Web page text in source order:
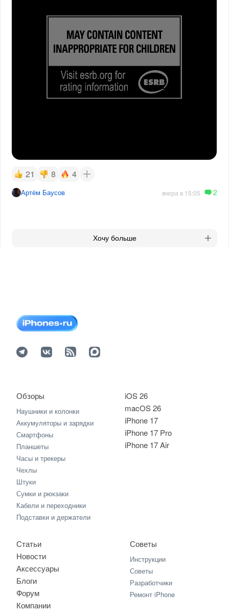
21 8 4
Артём Баусов вчера в 15:05 2
Хочу больше
iOS 26
macOS 26
iPhone 17
iPhone 17 Pro
iPhone 17 Air
Обзоры
Наушники и колонки
Аккумуляторы и зарядки
Смартфоны
Планшеты
Часы и трекеры
Чехлы
Штуки
Сумки и рюкзаки
Кабели и переходники
Подставки и держатели
Статьи
Новости
Аксессуары
Блоги
Форум
Компании
Советы
Инструкции
Советы
Разработчики
Ремонт iPhone